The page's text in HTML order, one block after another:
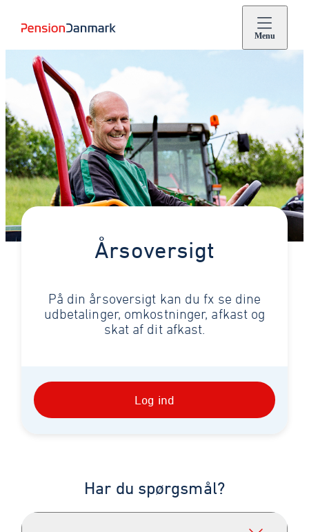
Menu
Årsoversigt
På din årsoversigt kan du fx se dine
udbetalinger, omkostninger, afkast og
skat af dit afkast.
Log ind
Har du spørgsmål?